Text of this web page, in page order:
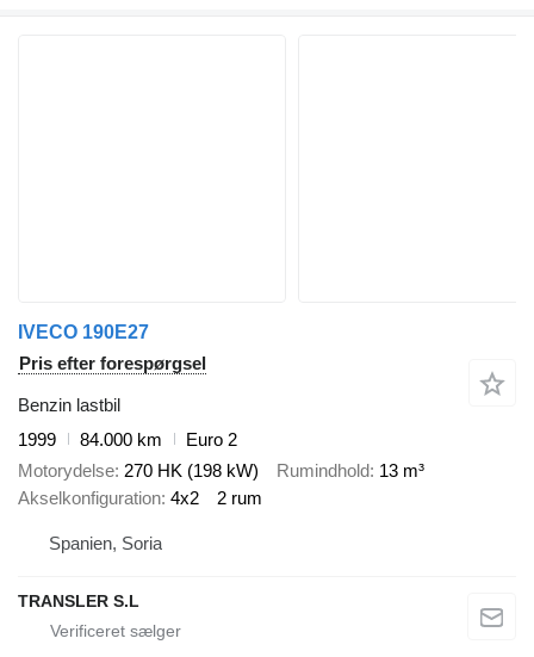
IVECO 190E27
Pris efter forespørgsel
Benzin lastbil
1999
84.000 km
Euro 2
Motorydelse 270 HK (198 kW) Rumindhold 13 m³
Akselkonfiguration 4x2 2 rum
Spanien, Soria
TRANSLER S.L